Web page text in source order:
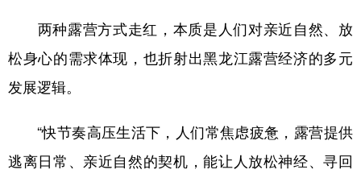
两种露营方式走红，本质是人们对亲近自然、放
松身心的需求体现，也折射出黑龙江露营经济的多元
发展逻辑。
“快节奏高压生活下，人们常焦虑疲惫，露营提供
逃离日常、亲近自然的契机，能让人放松神经、寻回